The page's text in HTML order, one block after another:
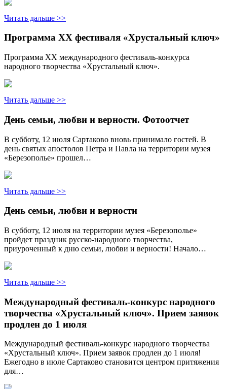
Читать дальше >>
Программа XX фестиваля «Хрустальный ключ»
Программа XX международного фестиваль-конкурса
народного творчества «Хрустальный ключ».
Читать дальше >>
День семьи, любви и верности. Фотоотчет
В субботу, 12 июля Сартаково вновь принимало гостей. В
день святых апостолов Петра и Павла на территории музея
«Березополье» прошел…
Читать дальше >>
День семьи, любви и верности
В субботу, 12 июля на территории музея «Березополье»
пройдет праздник русско-народного творчества,
приуроченный к дню семьи, любви и верности! Начало…
Читать дальше >>
Международный фестиваль-конкурс народного
творчества «Хрустальный ключ». Прием заявок
продлен до 1 июля
Международный фестиваль-конкурс народного творчества
«Хрустальный ключ». Прием заявок продлен до 1 июля!
Ежегодно в июле Сартаково становится центром притяжения
для…